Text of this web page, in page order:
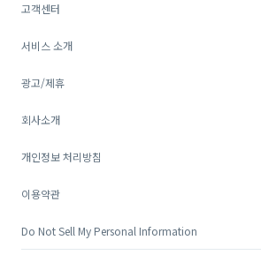
고객센터
서비스 소개
광고/제휴
회사소개
개인정보 처리방침
이용약관
Do Not Sell My Personal Information